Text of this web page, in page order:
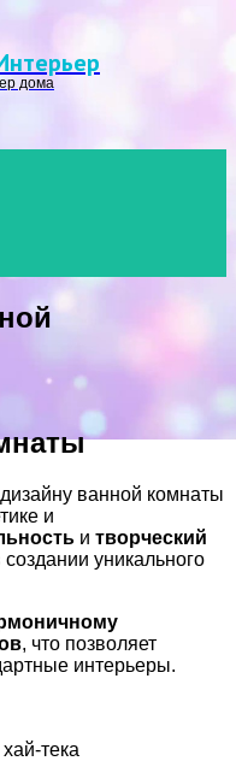
дома
ванной комнаты
и
и творческий
уникального
, что позволяет
интерьеры.
тека